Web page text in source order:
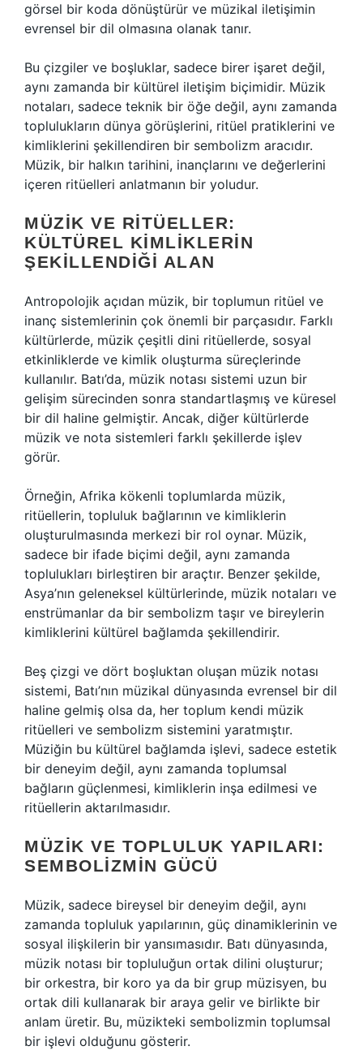
görsel bir koda dönüştürür ve müzikal iletişimin
evrensel bir dil olmasına olanak tanır.
Bu çizgiler ve boşluklar, sadece birer işaret değil,
aynı zamanda bir kültürel iletişim biçimidir. Müzik
notaları, sadece teknik bir öğe değil, aynı zamanda
toplulukların dünya görüşlerini, ritüel pratiklerini ve
kimliklerini şekillendiren bir sembolizm aracıdır.
Müzik, bir halkın tarihini, inançlarını ve değerlerini
içeren ritüelleri anlatmanın bir yoludur.
MÜZIK VE RITÜELLER:
KÜLTÜREL KIMLIKLERIN
ŞEKILLENDIĞI ALAN
Antropolojik açıdan müzik, bir toplumun ritüel ve
inanç sistemlerinin çok önemli bir parçasıdır. Farklı
kültürlerde, müzik çeşitli dini ritüellerde, sosyal
etkinliklerde ve kimlik oluşturma süreçlerinde
kullanılır. Batı’da, müzik notası sistemi uzun bir
gelişim sürecinden sonra standartlaşmış ve küresel
bir dil haline gelmiştir. Ancak, diğer kültürlerde
müzik ve nota sistemleri farklı şekillerde işlev
görür.
Örneğin, Afrika kökenli toplumlarda müzik,
ritüellerin, topluluk bağlarının ve kimliklerin
oluşturulmasında merkezi bir rol oynar. Müzik,
sadece bir ifade biçimi değil, aynı zamanda
toplulukları birleştiren bir araçtır. Benzer şekilde,
Asya’nın geleneksel kültürlerinde, müzik notaları ve
enstrümanlar da bir sembolizm taşır ve bireylerin
kimliklerini kültürel bağlamda şekillendirir.
Beş çizgi ve dört boşluktan oluşan müzik notası
sistemi, Batı’nın müzikal dünyasında evrensel bir dil
haline gelmiş olsa da, her toplum kendi müzik
ritüelleri ve sembolizm sistemini yaratmıştır.
Müziğin bu kültürel bağlamda işlevi, sadece estetik
bir deneyim değil, aynı zamanda toplumsal
bağların güçlenmesi, kimliklerin inşa edilmesi ve
ritüellerin aktarılmasıdır.
MÜZIK VE TOPLULUK YAPILARI:
SEMBOLIZMIN GÜCÜ
Müzik, sadece bireysel bir deneyim değil, aynı
zamanda topluluk yapılarının, güç dinamiklerinin ve
sosyal ilişkilerin bir yansımasıdır. Batı dünyasında,
müzik notası bir topluluğun ortak dilini oluşturur;
bir orkestra, bir koro ya da bir grup müzisyen, bu
ortak dili kullanarak bir araya gelir ve birlikte bir
anlam üretir. Bu, müzikteki sembolizmin toplumsal
bir işlevi olduğunu gösterir.